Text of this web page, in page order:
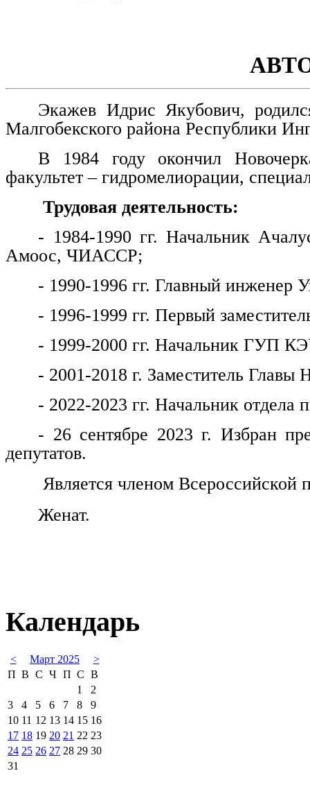
Экажев Идрис Якубович,
Малгобекского района Республики
В 1984 году окончил
факультет – гидромелиорации,
Трудовая деятельность:
- 1984-1990 гг. Начальник
Амоос, ЧИАССР;
- 1990-1996 гг. Главный
- 1996-1999 гг. Первый
- 1999-2000 гг. Начальник ГУП
- 2001-2018 г. Заместитель Главы
- 2022-2023 гг. Начальник
- 26 сентябре 2023 г. Избран
депутатов.
Является членом Всероссийской
Женат.
Календарь
< Март 2025
>
П В С Ч П С В
1
2
3
4 5 6 7 8
9
10 11 12 13 14 15 16
17 18 19 20 21 22 23
24 25 26 27 28 29 30
31